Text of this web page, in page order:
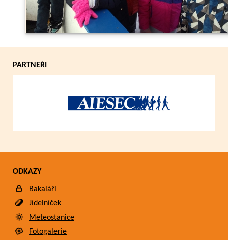
PARTNEŘI
ODKAZY
Bakaláři
Jídelníček
Meteostanice
Fotogalerie